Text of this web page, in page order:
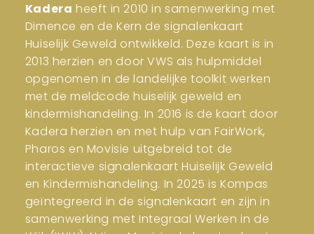
Kadera heeft in 2010 in samenwerking met
Dimence en de Kern de signalenkaart
Huiselijk Geweld ontwikkeld. Deze kaart is in
2013 herzien en door VWS als hulpmiddel
opgenomen in de landelijke toolkit werken
met de meldcode huiselijk geweld en
kindermishandeling. In 2016 is de kaart door
Kadera herzien en met hulp van FairWork,
Pharos en Movisie uitgebreid tot de
interactieve signalenkaart Huiselijk Geweld
en Kindermishandeling. In 2025 is Kompas
geïntegreerd in de signalenkaart en zijn in
samenwerking met Integraal Werken in de